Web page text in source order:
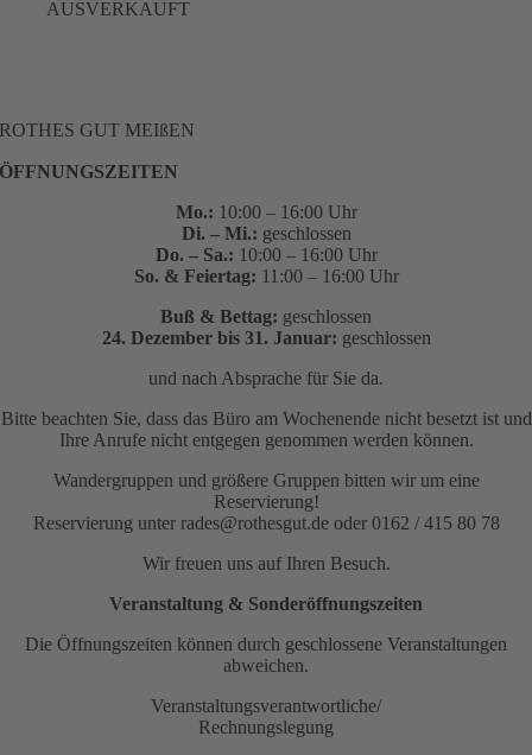
AUSVERKAUFT
ROTHES GUT MEIßEN
ÖFFNUNGSZEITEN
Mo.: 10:00 – 16:00 Uhr
Di. – Mi.: geschlossen
Do. – Sa.: 10:00 – 16:00 Uhr
So. & Feiertag: 11:00 – 16:00 Uhr
Buß & Bettag: geschlossen
24. Dezember bis 31. Januar: geschlossen
und nach Absprache für Sie da.
Bitte beachten Sie, dass das Büro am Wochenende nicht besetzt ist und
Ihre Anrufe nicht entgegen genommen werden können.
Wandergruppen und größere Gruppen bitten wir um eine
Reservierung!
Reservierung unter rades@rothesgut.de oder 0162 / 415 80 78
Wir freuen uns auf Ihren Besuch.
Veranstaltung & Sonderöffnungszeiten
Die Öffnungszeiten können durch geschlossene Veranstaltungen
abweichen.
Veranstaltungsverantwortliche/
Rechnungslegung